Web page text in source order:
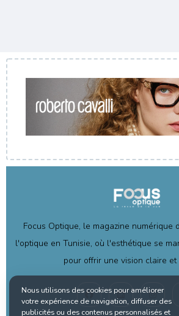
Focus Optique, le magazine numérique
l'optique en Tunisie, où l'esthétique se
pour offrir une vision claire et
Nous utilisons des cookies pour améliorer
votre expérience de navigation, diffuser des
publicités ou des contenus personnalisés et